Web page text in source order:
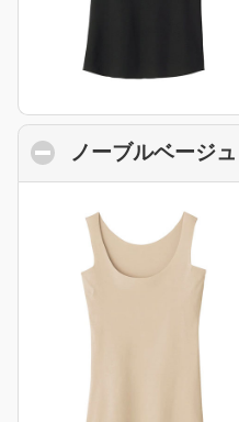
ノーブルベー